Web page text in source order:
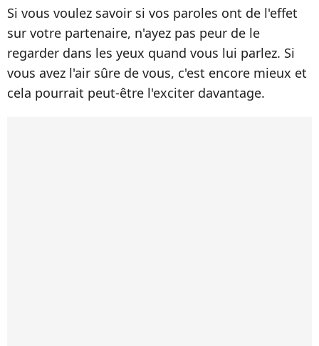
Si vous voulez savoir si vos paroles ont de l'effet
sur votre partenaire, n'ayez pas peur de le
regarder dans les yeux quand vous lui parlez. Si
vous avez l'air sûre de vous, c'est encore mieux et
cela pourrait peut-être l'exciter davantage.